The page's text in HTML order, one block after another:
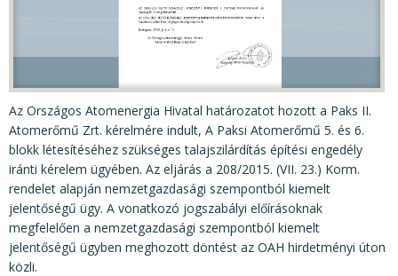
Az Országos Atomenergia Hivatal határozatot hozott a Paks II.
Atomerőmű Zrt. kérelmére indult, A Paksi Atomerőmű 5. és 6.
blokk létesítéséhez szükséges talajszilárdítás építési engedély
iránti kérelem ügyében. Az eljárás a 208/2015. (VII. 23.) Korm.
rendelet alapján nemzetgazdasági szempontból kiemelt
jelentőségű ügy. A vonatkozó jogszabályi előírásoknak
megfelelően a nemzetgazdasági szempontból kiemelt
jelentőségű ügyben meghozott döntést az OAH hirdetményi úton
közli.